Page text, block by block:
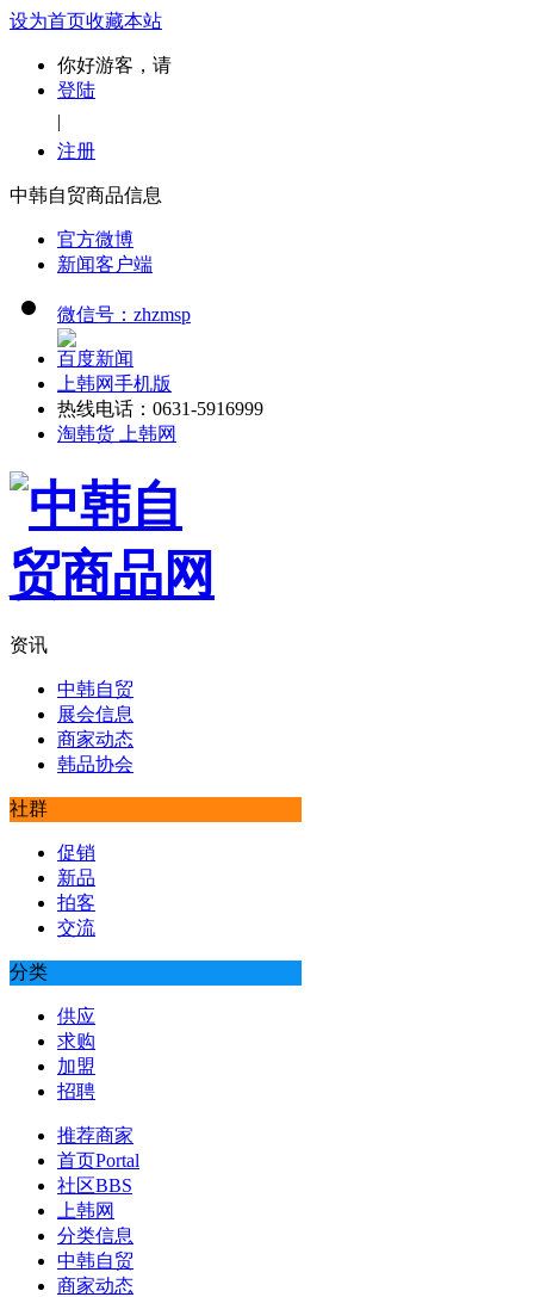
设为首页收藏本站
你好游客，请
登陆
|
注册
中韩自贸商品信息
官方微博
新闻客户端
微信号：zhzmsp
百度新闻
上韩网手机版
热线电话：0631-5916999
淘韩货 上韩网
资讯
中韩自贸
展会信息
商家动态
韩品协会
社群
促销
新品
拍客
交流
分类
供应
求购
加盟
招聘
推荐商家
首页Portal
社区BBS
上韩网
分类信息
中韩自贸
商家动态